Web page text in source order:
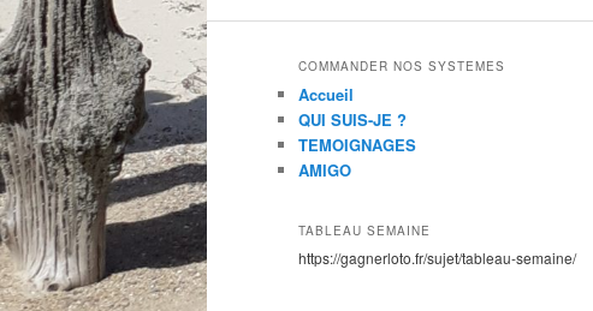
COMMANDER NOS SYSTEMES
Accueil
QUI SUIS-JE ?
TEMOIGNAGES
AMIGO
TABLEAU SEMAINE
https://gagnerloto.fr/sujet/tableau-semaine/